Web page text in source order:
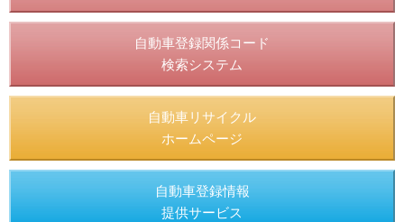
自動車登録関係コード
検索システム
自動車リサイクル
ホームページ
自動車登録情報
提供サービス